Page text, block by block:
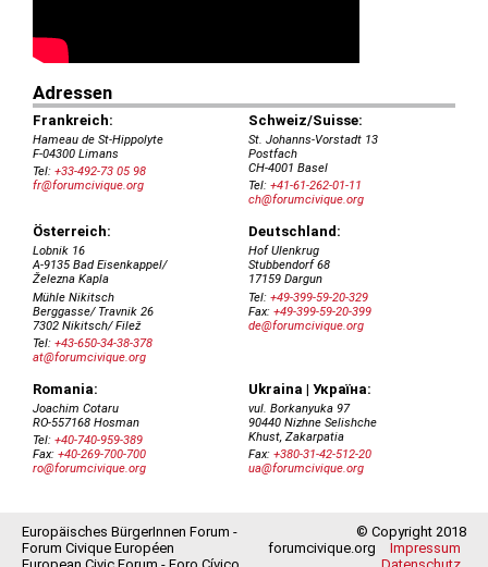
Europäisches BürgerInnen Forum -
Forum Civique Européen
© Copyright 2018
forumcivique.org
Impressum